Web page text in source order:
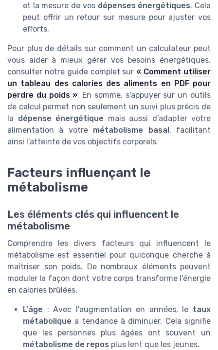
et la mesure de vos dépenses énergétiques. Cela
peut offrir un retour sur mesure pour ajuster vos
efforts.
Pour plus de détails sur comment un calculateur peut
vous aider à mieux gérer vos besoins énergétiques,
consulter notre guide complet sur« Comment utiliser
un tableau des calories des aliments en PDF pour
perdre du poids ». En somme, s'appuyer sur un outils
de calcul permet non seulement un suivi plus précis de
la dépense énergétique mais aussi d’adapter votre
alimentation à votre métabolisme basal, facilitant
ainsi l’atteinte de vos objectifs corporels.
Facteurs influençant le
métabolisme
Les éléments clés qui influencent le
métabolisme
Comprendre les divers facteurs qui influencent le
métabolisme est essentiel pour quiconque cherche à
maîtriser son poids. De nombreux éléments peuvent
moduler la façon dont votre corps transforme l'énergie
en calories brûlées.
L'âge : Avec l'augmentation en années, le taux
métabolique a tendance à diminuer. Cela signifie
que les personnes plus âgées ont souvent un
métabolisme de repos plus lent que les jeunes.